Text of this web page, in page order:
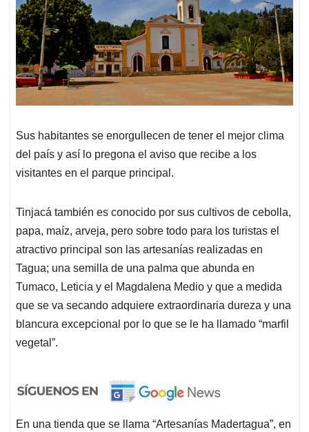
Sus habitantes se enorgullecen de tener el mejor clima
del país y así lo pregona el aviso que recibe a los
visitantes en el parque principal.
Tinjacá también es conocido por sus cultivos de cebolla,
papa, maíz, arveja, pero sobre todo para los turistas el
atractivo principal son las artesanías realizadas en
Tagua; una semilla de una palma que abunda en
Tumaco, Leticia y el Magdalena Medio y que a medida
que se va secando adquiere extraordinaria dureza y una
blancura excepcional por lo que se le ha llamado “marfil
vegetal”.
En una tienda que se llama “Artesanías Madertagua”, en